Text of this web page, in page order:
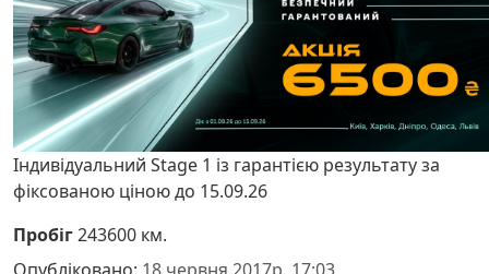
Індивідуальний Stage 1 із гарантією результату за
фіксованою ціною до 15.09.26
Пробіг243600 км.
Опубліковано: 18 червня 2017р. 17:03